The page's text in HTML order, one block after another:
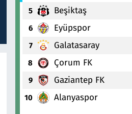
5 Beşiktaş
6 Eyüpspor
7 Galatasaray
8 Çorum FK
9 Gaziantep FK
10 Alanyaspor